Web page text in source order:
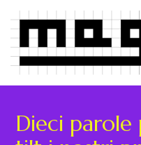
Dieci parole